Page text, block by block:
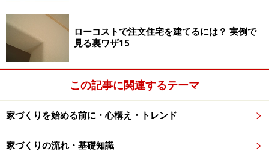
元利均等返済、ボーナス返済なし、借入金利年1.47％の
場合、金利Aプランでは当初10年間が0.87％、金利Bプラ
ンでは当初5年間が0.87%の優遇金利が適用されることに
より、総返済額がフラット35が3839万円であるのに対
し、フラット35S金利Aプランでは3665万円、金利Bプラ
ンでは3745万円となり、金利Aプランでは174万、金利B
プランでは94万円トクになるということになります。
ローコストで注文住宅を建てるには？ 実例で
見る裏ワザ15
この記事に関連するテーマ
家づくりを始める前に・心構え・トレンド
家づくりの流れ・基礎知識